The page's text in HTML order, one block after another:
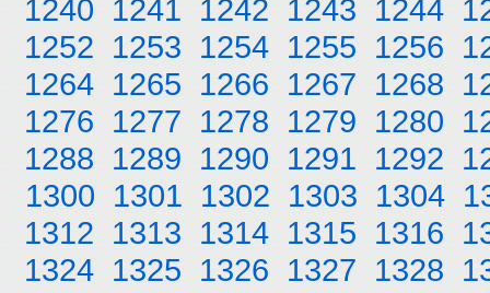
1240 1241 1242 1243 1244
1252 1253 1254 1255 1256
1264 1265 1266 1267 1268
1276 1277 1278 1279 1280
1288 1289 1290 1291 1292
1300 1301 1302 1303 1304
1312 1313 1314 1315 1316
1324 1325 1326 1327 1328